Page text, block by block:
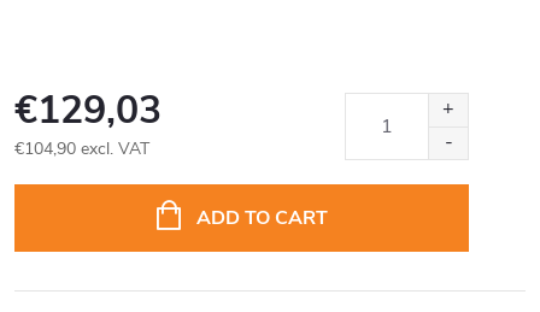
€129,03
€104,90 excl. VAT
ADD TO CART